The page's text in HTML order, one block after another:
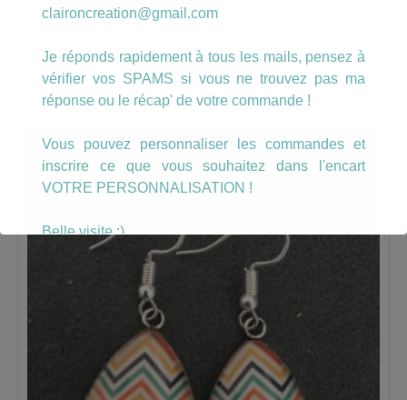
claironcreation@gmail.com
Je réponds rapidement à tous les mails, pensez à
vérifier vos SPAMS si vous ne trouvez pas ma
réponse ou le récap' de votre commande !
Vous pouvez personnaliser les commandes et
inscrire ce que vous souhaitez dans l'encart
VOTRE PERSONNALISATION !
Belle visite :)